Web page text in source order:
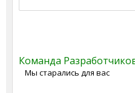
Команда
Мы старались для вас